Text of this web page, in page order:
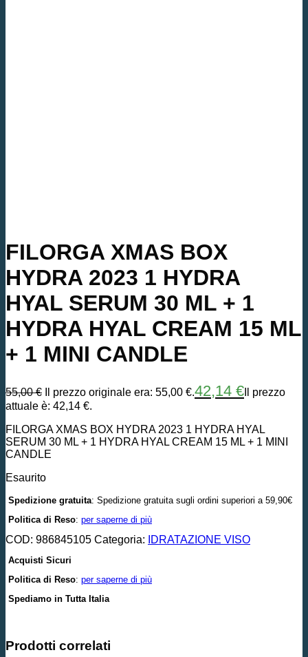
FILORGA XMAS BOX
HYDRA 2023 1 HYDRA
HYAL SERUM 30 ML + 1
HYDRA HYAL CREAM 15 ML
+ 1 MINI CANDLE
55,00€ Il prezzo originale era: 55,00 €.42,14 € Il prezzo
attuale è: 42,14 €.
FILORGA XMAS BOX HYDRA 2023 1 HYDRA HYAL
SERUM 30 ML + 1 HYDRA HYAL CREAM 15 ML + 1 MINI
CANDLE
Esaurito
Spedizione gratuita: Spedizione gratuita sugli ordini superiori a 59,90€
Politica di Reso: per saperne di più
COD: 986845105 Categoria: IDRATAZIONE VISO
Acquisti Sicuri
Politica di Reso: per saperne di più
Spediamo in Tutta Italia
Prodotti correlati